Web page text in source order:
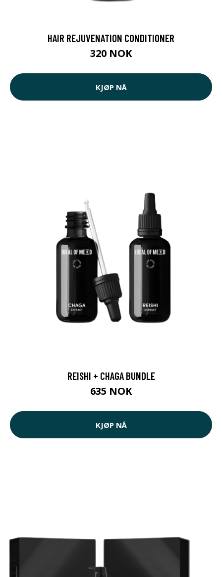
HAIR REJUVENATION CONDITIONER
320 NOK
KJØP NÅ
REISHI + CHAGA BUNDLE
635 NOK
KJØP NÅ